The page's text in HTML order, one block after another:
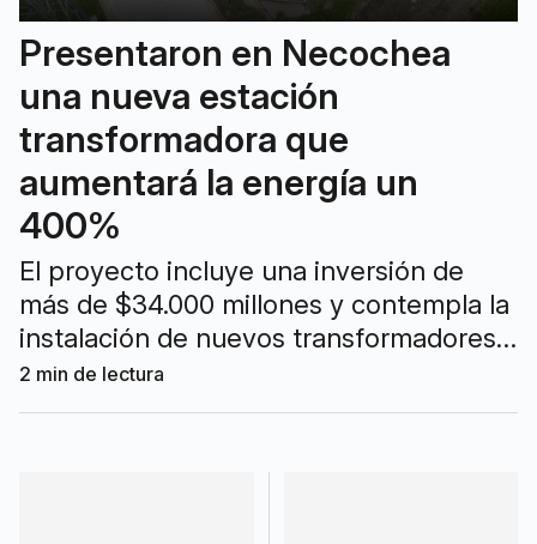
Presentaron en Necochea
una nueva estación
transformadora que
aumentará la energía un
400%
El proyecto incluye una inversión de
más de $34.000 millones y contempla la
instalación de nuevos transformadores y
líneas de alta tensión para mejorar el
suministro en cuatro municipios del
2 min de lectura